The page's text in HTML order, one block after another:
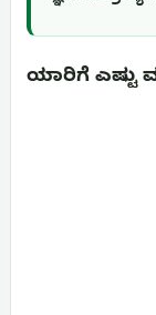
ಯಾರಿಗೆ ಎಷ್ಟು